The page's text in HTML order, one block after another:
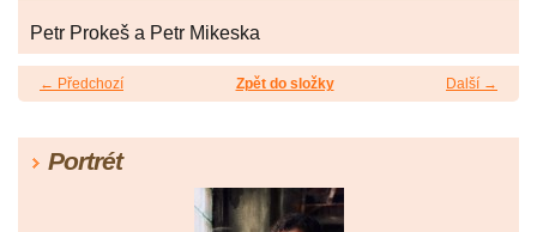
Petr Prokeš a Petr Mikeska
← Předchozí Další →
Zpět do složky
Portrét